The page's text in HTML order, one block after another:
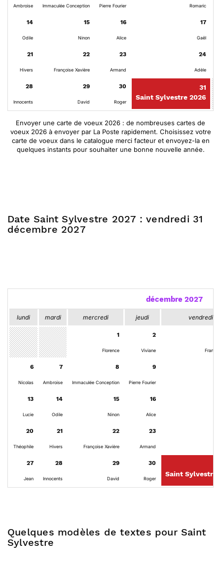
Ambroise Immaculée Conception Pierre Fourier Romaric
14
Odile
15
Ninon
16
Alice
17
Gaël
21
Hivers
22
Françoise Xavière
23
Armand
24
Adèle
28
Innocents
29
David
30
Roger
31
Saint Sylvestre 2026
Envoyer une carte de voeux 2026 : de nombreuses cartes de
voeux 2026 à envoyer par La Poste rapidement. Choisissez votre
carte de voeux dans le catalogue merci facteur et envoyez-la en
quelques instants pour souhaiter une bonne nouvelle année.
Date Saint Sylvestre 2027 : vendredi 31
décembre 2027
décembre 2027
lundi mardi mercredi jeudi vendredi
1
Florence
2
Viviane
6
Nicolas
7
Ambroise
8
Immaculée Conception
9
Pierre Fourier
13
Lucie
14
Odile
15
Ninon
16
Alice
20
Théophile
21
Hivers
22
Françoise Xavière
23
Armand
27
Jean
28
Innocents
29
David
30
Roger
Saint Sylvestre
Quelques modèles de textes pour Saint
Sylvestre